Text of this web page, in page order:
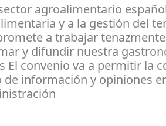
agroalimentario
y a la gestión del
a trabajar
y difundir nuestra
El convenio va a permitir la
de información y opiniones